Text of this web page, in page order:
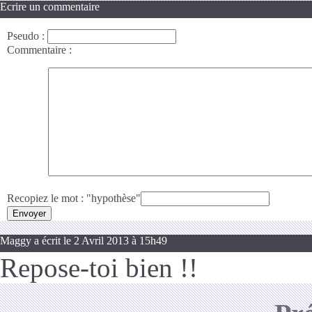
Ecrire un commentaire
Pseudo :
Commentaire :
Recopiez le mot : "hypothèse"
Maggy a écrit le 2 Avril 2013 à 15h49
Repose-toi bien !!